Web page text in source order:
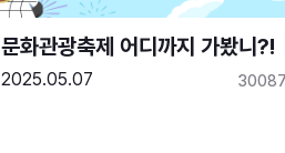
문화관광축제 어디까지 가봤니?!
2025.05.07 30087